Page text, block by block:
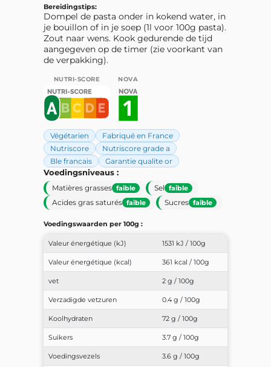
Bereidingstips:
Dompel de pasta onder in kokend water, in
je bouillon of in je soep (1l voor 100g pasta).
Zout naar wens. Kook gedurende de tijd
aangegeven op de timer (zie voorkant van
de verpakking).
NUTRI-SCORE NOVA
Végétarien
Fabriqué en France
Nutriscore
Nutriscore grade a
Ble francais
Garantie qualite or
Voedingsniveaus :
Matières grasses faible Sel faible
Acides gras saturés faible Sucres faible
Voedingswaarden per 100g :
Valeur énergétique (kJ) 1531 kJ / 100g
Valeur énergétique (kcal) 361 kcal / 100g
vet 2 g / 100g
Verzadigde vetzuren 0.4 g / 100g
Koolhydraten 72 g / 100g
Suikers 3.7 g / 100g
Voedingsvezels 3.6 g / 100g